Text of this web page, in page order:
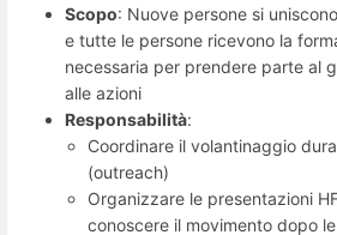
Scopo: Nuove persone si
e tutte le persone ricevono la
necessaria per prendere parte al
alle azioni
Responsabilità:
Coordinare il volantinaggio
(outreach)
Organizzare le presentazioni
conoscere il movimento dopo